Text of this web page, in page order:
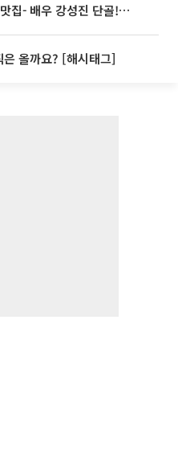
'2TV 생생정보' 오늘방송맛집- 배우 강성진 단골! 쌀국수ㆍ푸팟퐁 커리 맛집 '블○○○'
올까요? [해시태그]